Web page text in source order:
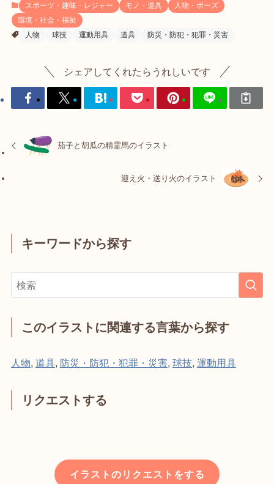
スポーツ・趣味・レジャー モノ・道具
人物・ポーズ
環境・社会・福祉
人物
球技 運動用具 道具 防災・防犯・犯罪・災害
シェアしてくれたらうれしいです
茄子と胡瓜の精霊馬のイラスト
迎え火・送り火のイラスト
キーワードから探す
このイラストに関連する言葉から探す
人物, 道具, 防災・防犯・犯罪・災害, 球技, 運動用具
リクエストする
イラストのリクエストをする